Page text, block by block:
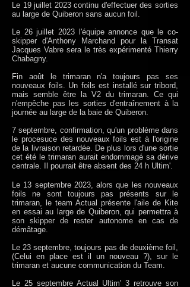
Le 19 juillet 2023 continu d'effectuer des sorties
au large de Quiberon sans aucun foil.
Le 26 juillet 2023 l'équipe annonce que le co-
skipper d'Anthony Marchand pour la Transat
Jacques Vabre sera le très expérimenté Thierry
Chabagny.
Fin août le trimaran n'a toujours pas ses
nouveaux foils. Un foils est installé sur tribord,
mais semble être la V2 du trimaran. Ce qui
n'empêche pas les sorties d'entraînement à la
journée au large de la baie de Quiberon.
7 septembre, confirmation, qu'un problème dans
le procesuce des nouveaux foils est à l'origine
de la livraison retardée. De plus lors d'une sortie
cet été le trimaran aurait endommagé sa dérive
centrale. Il pourrait être absent des 24 h Ultim'.
Le 13 septembre 2023, alors que les nouveaux
foils ne sont toujours pas présents sur le
trimaran, le team Actual présente l'aile de Kite
en essai au large de Quiberon, qui permettra à
son skipper de rester autonome en cas de
démâtage.
Le 23 septembre, toujours pas de deuxième foil,
(Celui en place est il un nouveau ?), sur le
trimaran et aucune communication du Team.
Le 25 septembre Actual Ultim' 3 retrouve son